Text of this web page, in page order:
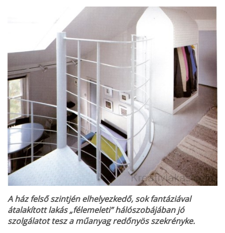
A ház felső szintjén elhelyezkedő, sok fantáziával
átalakított lakás „félemeleti” hálószobájában jó
szolgálatot tesz a műanyag redőnyös szekrényke.